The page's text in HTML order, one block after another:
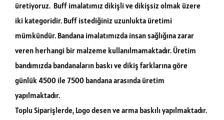
üretiyoruz. Buff imalatımız dikişli ve dikişsiz olmak üzere
iki kategoridir. Buff istediğiniz uzunlukta üretimi
mümkündür. Bandana imalatımızda insan sağlığına zarar
veren herhangi bir malzeme kullanılmamaktadır. Üretim
bandımızda bandanaların baskı ve dikiş farklarına göre
günlük 4500 ile 7500 bandana arasında üretim
yapılmaktadır.
Toplu Siparişlerde, Logo desen ve arma baskılı yapılmaktadır.